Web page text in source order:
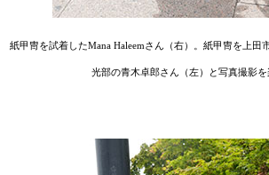
紙甲冑を試着したMana Haleemさん（右）。紙甲冑を上田
光部の青木卓郎さん（左）と写真撮影